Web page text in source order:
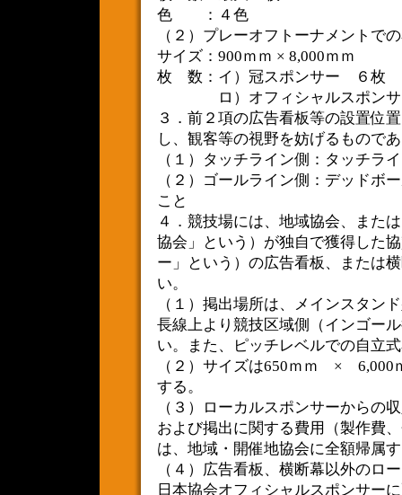
色 ：４色
（２）プレーオフトーナメントで
サイズ：900ｍｍ × 8,000ｍｍ
枚 数：イ）冠スポンサー ６枚
ロ）オフィシャルスポンサ
３．前２項の広告看板等の設置位
し、観客等の視野を妨げるもので
（１）タッチライン側：タッチラ
（２）ゴールライン側：デッドボ
こと
４．競技場には、地域協会、また
協会」という）が独自で獲得した
ー」という）の広告看板、または
い。
（１）掲出場所は、メインスタン
長線上より競技区域側（インゴー
い。また、ピッチレベルでの自立
（２）サイズは650ｍｍ × 6,000
する。
（３）ローカルスポンサーからの
および掲出に関する費用（製作費
は、地域・開催地協会に全額帰属
（４）広告看板、横断幕以外のロ
日本協会オフィシャルスポンサー